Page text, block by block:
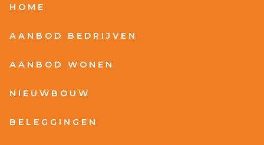
HOME
AANBOD BEDRIJVEN
AANBOD WONEN
NIEUWBOUW
BELEGGINGEN